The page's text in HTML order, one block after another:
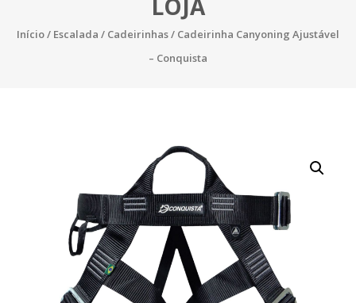
LOJA
Início/ Escalada / Cadeirinhas/ Cadeirinha Canyoning Ajustável
– Conquista